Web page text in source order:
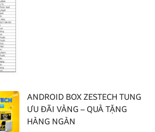
ANDROID BOX ZESTECH TUNG
ƯU ĐÃI VÀNG – QUÀ TẶNG
HÀNG NGÀN